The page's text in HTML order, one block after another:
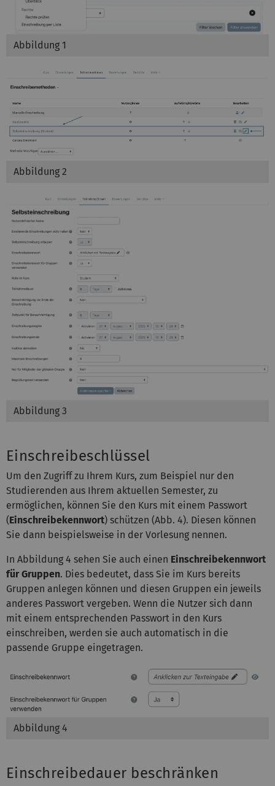
Abbildung 1
Abbildung 2
Abbildung 3
Einschreibeschlüssel
Um den Zugriff zu Ihrem Kurs, zum Beispiel nur den
Studierenden aus Ihrem aktuellen Semester, zu
ermöglichen, können Sie den Kurs mit einem Passwort
(Einschreibekennwort) schützen (Abb. 4). Diesen können
Sie dann beispielsweise in der Vorlesung nennen.
In Abbildung 4 sehen Sie auch einen Einschreibekennwort
für Gruppen. Dies bedeutet, dass Sie im Kurs bereits
Gruppen anlegen können und diesen Gruppen ein jeweils
anderes Passwort vergeben. Wenn die Nutzer sich dann
mit einem entsprechenden Passwort in den Kurs
einschreiben, werden sie auch automatisch in die
passende Gruppe eingetragen.
Abbildung 4
Einschreibedauer beschränken